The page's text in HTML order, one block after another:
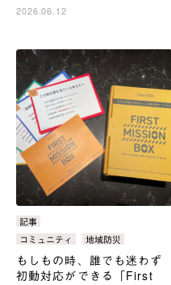
2026.06.12
カ
テ
リ：
記事
タコミュニティ 地域防災
もしもの時、誰でも迷わず
初動対応ができる「First